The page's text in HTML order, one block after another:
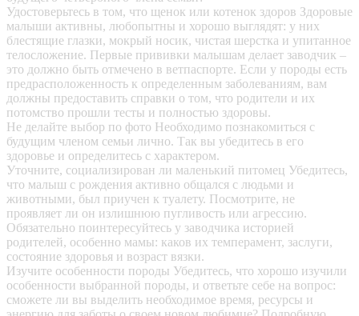
Удостоверьтесь в том, что щенок или котенок здоров Здоровые
малыши активны, любопытны и хорошо выглядят: у них
блестящие глазки, мокрый носик, чистая шерстка и упитанное
телосложение. Первые прививки малышам делает заводчик –
это должно быть отмечено в ветпаспорте. Если у породы есть
предрасположенность к определенным заболеваниям, вам
должны предоставить справки о том, что родители и их
потомство прошли тесты и полностью здоровы.
Не делайте выбор по фото Необходимо познакомиться с
будущим членом семьи лично. Так вы убедитесь в его
здоровье и определитесь с характером.
Уточните, социализирован ли маленький питомец Убедитесь,
что малыш с рождения активно общался с людьми и
животными, был приучен к туалету. Посмотрите, не
проявляет ли он излишнюю пугливость или агрессию.
Обязательно поинтересуйтесь у заводчика историей
родителей, особенно мамы: каков их темперамент, заслуги,
состояние здоровья и возраст вязки.
Изучите особенности породы Убедитесь, что хорошо изучили
особенности выбранной породы, и ответьте себе на вопрос:
сможете ли вы выделить необходимое время, ресурсы и